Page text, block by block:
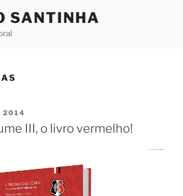
SANTINHA
2014
III, o livro vermelho!